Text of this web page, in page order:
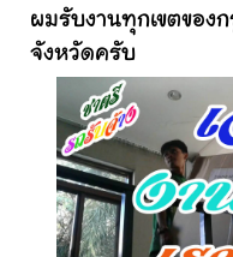
ผมรับงานทุกเขตขอ
จังหวัดครับ